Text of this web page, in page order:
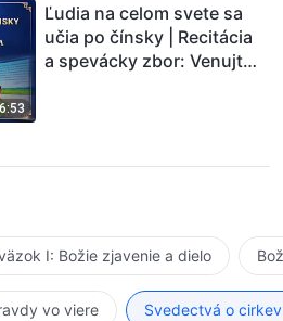
6:53
Ľudia na celom svete sa
učia po čínsky | Recitácia
a spevácky zbor: Venujte
I: Božie zjavenie a dielo
vo viere Svedectvá o